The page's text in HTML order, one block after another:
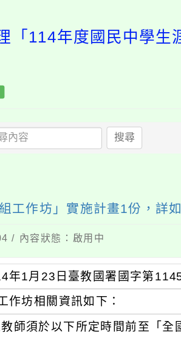
「114年度國民中學生
搜尋
工作坊」實施計畫1份，詳
/ 內容狀態：啟用中
年1月23日臺教國署國字第
作坊相關資訊如下：
師須於以下所定時間前至「